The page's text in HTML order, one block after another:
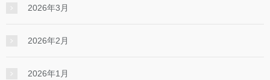
2026年3月
2026年2月
2026年1月